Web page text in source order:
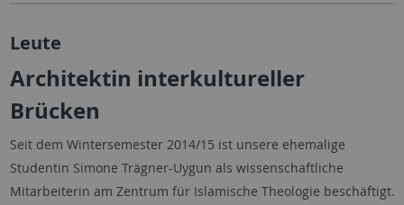
Leute
Architektin interkultureller
Brücken
Seit dem Wintersemester 2014/15 ist unsere ehemalige
Studentin Simone Trägner-Uygun als wissenschaftliche
Mitarbeiterin am Zentrum für Islamische Theologie beschäftigt.